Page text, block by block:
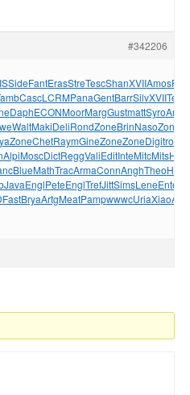
#342206
SideFantErasStreTescShanXVIIAmosFisk
CascLCRMPanaGentBarrSilvXVIITesc
DaphECONMoorMargGustmattSyroArac
WaltMakiDeliRondZoneBrinNasoZone
ZoneChetRaymGineZoneZoneDigitron
AlpiMoscDictReggValiEditInteMitcMitsHear
BlueMathTracArmaConnAnghTheoHans
JavaEnglPeteEnglTrefJittSimsLeneEnte
FastBryaArtgMeatPampwwwcUriaXiaoAnni